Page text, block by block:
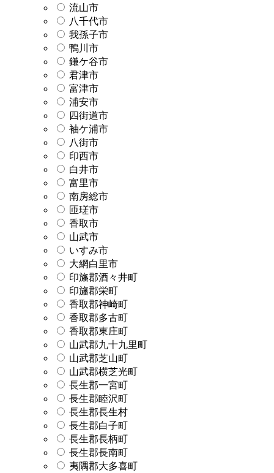
流山市
八千代市
我孫子市
鴨川市
鎌ケ谷市
君津市
富津市
浦安市
四街道市
袖ケ浦市
八街市
印西市
白井市
富里市
南房総市
匝瑳市
香取市
山武市
いすみ市
大網白里市
印旛郡酒々井町
印旛郡栄町
香取郡神崎町
香取郡多古町
香取郡東庄町
山武郡九十九里町
山武郡芝山町
山武郡横芝光町
長生郡一宮町
長生郡睦沢町
長生郡長生村
長生郡白子町
長生郡長柄町
長生郡長南町
夷隅郡大多喜町